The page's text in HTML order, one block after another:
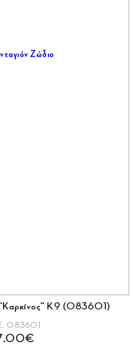
"Καρκίνος" Κ9 (083601)
083601